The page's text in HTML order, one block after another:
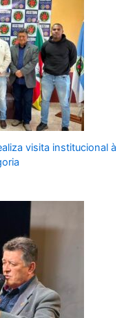
visita institucional à